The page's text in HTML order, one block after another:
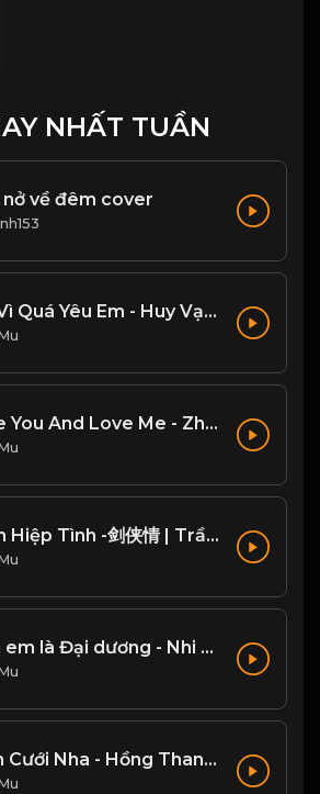
NHẤT TUẦN
nở về đêm cover
Chỉ Vì Quá Yêu Em - Huy Vạc, Tiến Nguyễn Cover
Love You And Love Me - Zhang Yao
Kiếm Hiệp Tình -剑侠情 | Trần Phi Bình
Tình em là Đại dương - Nhi Nhi Cover
Đám Cưới Nha - Hồng Thanh, Mie